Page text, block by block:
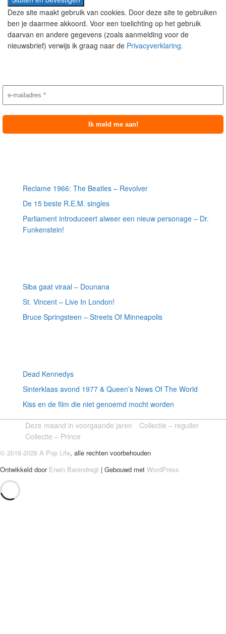
Deze site maakt gebruik van cookies. Door deze site te gebruiken
ben je daarmee akkoord. Voor een toelichting op het gebruik
daarvan en andere gegevens (zoals aanmelding voor de
nieuwsbrief) verwijs ik graag naar de Privacyverklaring.
Reclame 1966: The Beatles – Revolver
De 15 beste R.E.M. singles
Parliament introduceert alweer een nieuw personage – Dr.
Funkenstein!
Siba gaat viraal – Dounana
St. Vincent – Live In London!
Bruce Springsteen – Streets Of Minneapolis
Dead Kennedys
Sinterklaas avond 1977 & Queen’s News Of The World
Kiss en de film die niet genoemd mocht worden
Deze maand in voorgaande jaren
Collectie – regulier
Collectie – Prince
© 2016-2026 A Pop Life, alle rechten voorbehouden
Ontwikkeld door Erwin Barendregt | Gebouwd met WordPress